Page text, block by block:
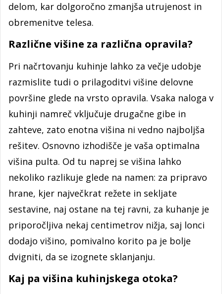
delom, kar dolgoročno zmanjša utrujenost in
obremenitve telesa.
Različne višine za različna opravila?
Pri načrtovanju kuhinje lahko za večje udobje
razmislite tudi o prilagoditvi višine delovne
površine glede na vrsto opravila. Vsaka naloga v
kuhinji namreč vključuje drugačne gibe in
zahteve, zato enotna višina ni vedno najboljša
rešitev. Osnovno izhodišče je vaša optimalna
višina pulta. Od tu naprej se višina lahko
nekoliko razlikuje glede na namen: za pripravo
hrane, kjer največkrat režete in sekljate
sestavine, naj ostane na tej ravni, za kuhanje je
priporočljiva nekaj centimetrov nižja, saj lonci
dodajo višino, pomivalno korito pa je bolje
dvigniti, da se izognete sklanjanju.
Kaj pa višina kuhinjskega otoka?